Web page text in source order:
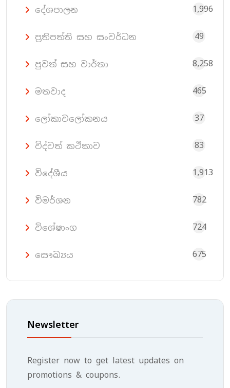
දේශපාලන 1,996
ප්‍රතිපත්ති සහ සංවර්ධන 49
පුවත් සහ වාර්තා 8,258
මතවාද 465
ලෝකාවලෝකනය 37
විද්වත් කථිකාව 83
විදේශීය 1,913
විමර්ශන 782
විශේෂාංග 724
සෞඛ්‍යය 675
Newsletter
Register now to get latest updates on
promotions & coupons.